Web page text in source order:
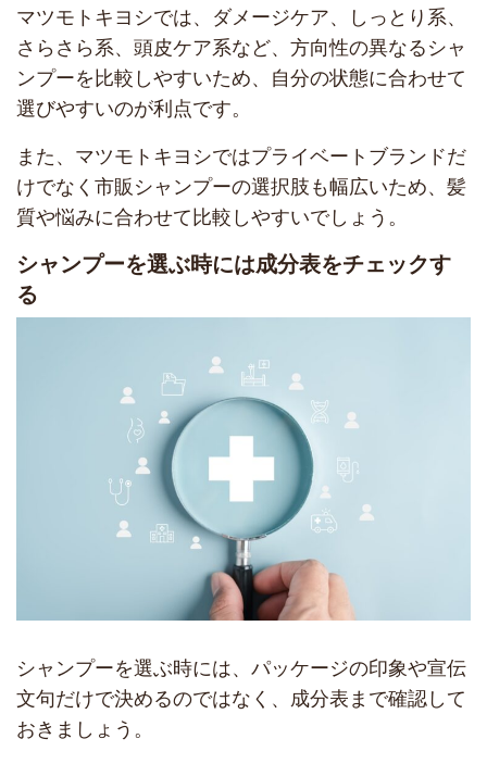
マツモトキヨシでは、ダメージケア、しっとり系、
さらさら系、頭皮ケア系など、方向性の異なるシャ
ンプーを比較しやすいため、自分の状態に合わせて
選びやすいのが利点です。
また、マツモトキヨシではプライベートブランドだ
けでなく市販シャンプーの選択肢も幅広いため、髪
質や悩みに合わせて比較しやすいでしょう。
シャンプーを選ぶ時には成分表をチェックす
る
シャンプーを選ぶ時には、パッケージの印象や宣伝
文句だけで決めるのではなく、成分表まで確認して
おきましょう。